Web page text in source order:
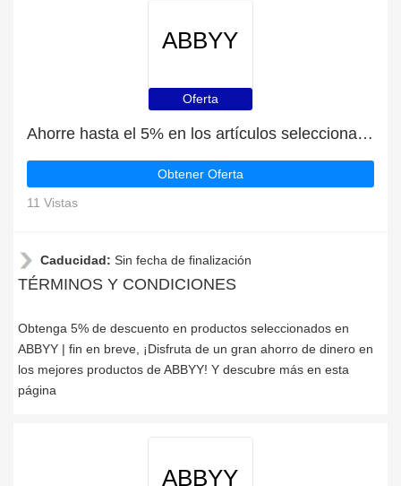
ABBYY
Oferta
Ahorre hasta el 5% en los artículos seleccionados | fin en breve
Obtener Oferta
11 Vistas
Caducidad: Sin fecha de finalización
TÉRMINOS Y CONDICIONES
Obtenga 5% de descuento en productos seleccionados en
ABBYY | fin en breve, ¡Disfruta de un gran ahorro de dinero en
los mejores productos de ABBYY! Y descubre más en esta
página
ABBYY